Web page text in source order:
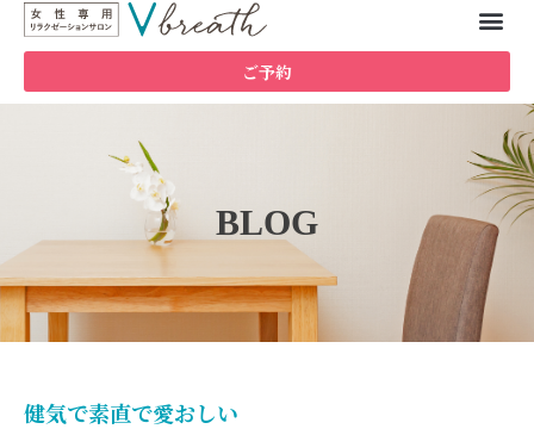
ご予約
BLOG
健気で素直で愛おしい